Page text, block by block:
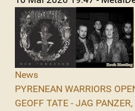
News
PYRENEAN WARRIORS
GEOFF TATE - JAG PANZER,